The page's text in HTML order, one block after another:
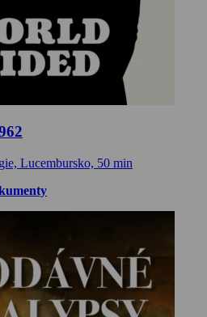
Lucembursko, 50 min